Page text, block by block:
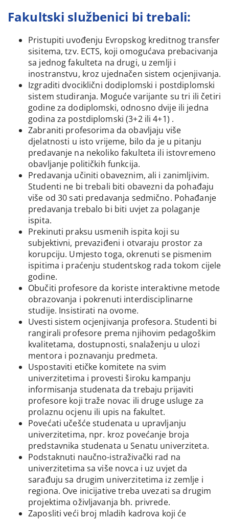
Fakultski službenici bi trebali:
Pristupiti uvođenju Evropskog kreditnog transfer
sisitema, tzv. ECTS, koji omogućava prebacivanja
sa jednog fakulteta na drugi, u zemlji i
inostranstvu, kroz ujednačen sistem ocjenjivanja.
Izgraditi dvociklični dodiplomski i postdiplomski
sistem studiranja. Moguće varijante su tri ili četiri
godine za dodiplomski, odnosno dvije ili jedna
godina za postdiplomski (3+2 ili 4+1) .
Zabraniti profesorima da obavljaju više
djelatnosti u isto vrijeme, bilo da je u pitanju
predavanje na nekoliko fakulteta ili istovremeno
obavljanje političkih funkcija.
Predavanja učiniti obaveznim, ali i zanimljivim.
Studenti ne bi trebali biti obavezni da pohađaju
više od 30 sati predavanja sedmično. Pohađanje
predavanja trebalo bi biti uvjet za polaganje
ispita.
Prekinuti praksu usmenih ispita koji su
subjektivni, prevaziđeni i otvaraju prostor za
korupciju. Umjesto toga, okrenuti se pismenim
ispitima i praćenju studentskog rada tokom cijele
godine.
Obučiti profesore da koriste interaktivne metode
obrazovanja i pokrenuti interdisciplinarne
studije. Insistirati na ovome.
Uvesti sistem ocjenjivanja profesora. Studenti bi
rangirali profesore prema njihovim pedagoškim
kvalitetama, dostupnosti, snalaženju u ulozi
mentora i poznavanju predmeta.
Uspostaviti etičke komitete na svim
univerzitetima i provesti široku kampanju
informisanja studenata da trebaju prijaviti
profesore koji traže novac ili druge usluge za
prolaznu ocjenu ili upis na fakultet.
Povećati učešće studenata u upravljanju
univerzitetima, npr. kroz povećanje broja
predstavnika studenata u Senatu univerziteta.
Podstaknuti naučno-istraživački rad na
univerzitetima sa više novca i uz uvjet da
sarađuju sa drugim univerzitetima iz zemlje i
regiona. Ove inicijative treba uvezati sa drugim
projektima oživljavanja bh. privrede.
Zaposliti veći broj mladih kadrova koji će